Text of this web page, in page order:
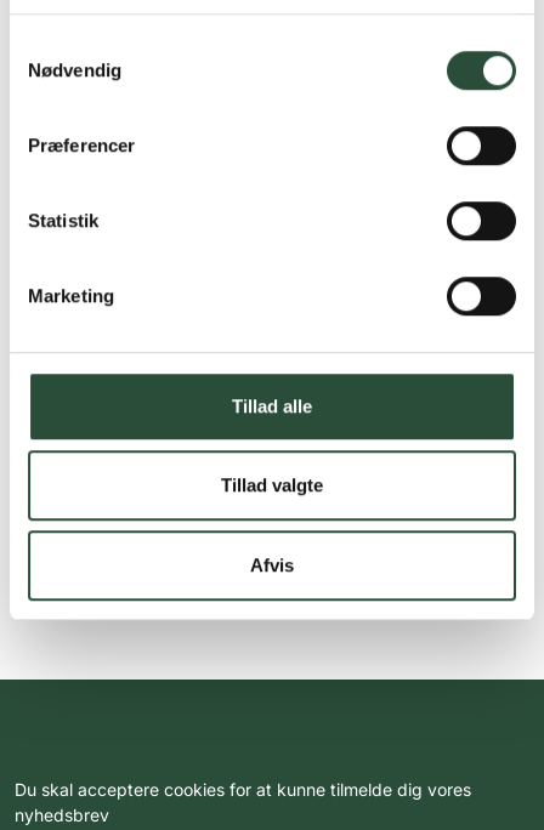
Nødvendig
Præferencer
Statistik
Marketing
Tillad alle
Tillad valgte
Afvis
Du skal acceptere cookies for at kunne tilmelde dig vores
nyhedsbrev